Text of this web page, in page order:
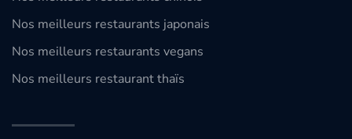
Nos meilleurs restaurants japonais
Nos meilleurs restaurants vegans
Nos meilleurs restaurant thaïs